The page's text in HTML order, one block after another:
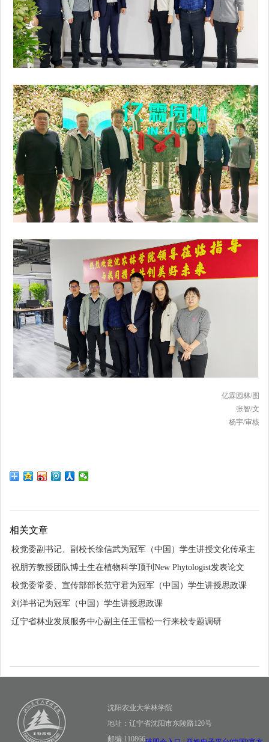
亿霖园林/图
张智/文
杨宇/审核
相关文章
校党委副书记、副校长徐信武为冠军（中国）学生讲授文化传承主
题思政课
祝朋芳教授团队博士生在植物科学顶刊New Phytologist发表论文
校党委常委、宣传部部长范守君为冠军（中国）学生讲授思政课
刘洋书记为冠军（中国）学生讲授思政课
辽宁省林业发展服务中心副主任王雪松一行来校专题调研
沈阳农业大学林学院
地址：辽宁省沈阳市东陵路120号
邮编:110866